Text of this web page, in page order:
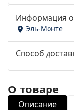
Информация о
Эль-Монте
Способ
О товаре
Описание